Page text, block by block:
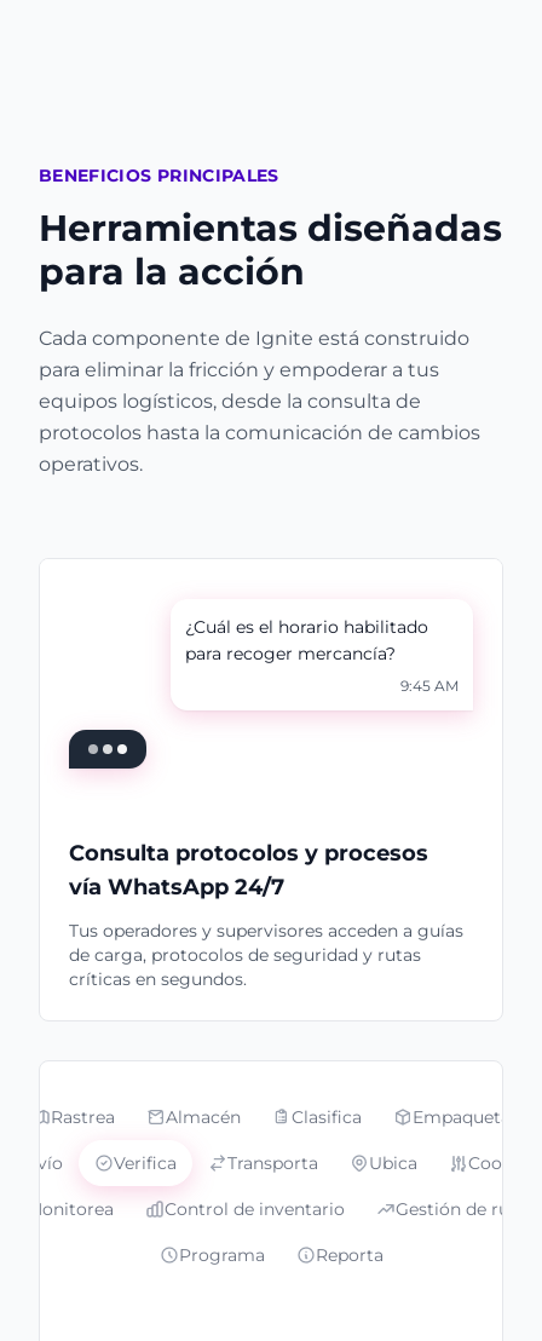
BENEFICIOS PRINCIPALES
Herramientas diseñadas
para la acción
Cada componente de Ignite está construido
para eliminar la fricción y empoderar a tus
equipos logísticos, desde la consulta de
protocolos hasta la comunicación de cambios
operativos.
¿Cuál es el horario habilitado
para recoger mercancía?
9:45 AM
Consulta protocolos y procesos
vía WhatsApp 24/7
Tus operadores y supervisores acceden a guías
de carga, protocolos de seguridad y rutas
críticas en segundos.
Rastrea Almacén Clasifica Empaqueta
Envío Verifica Transporta Ubica
Monitorea Control de inventario Gestión de rutas
Programa Reporta